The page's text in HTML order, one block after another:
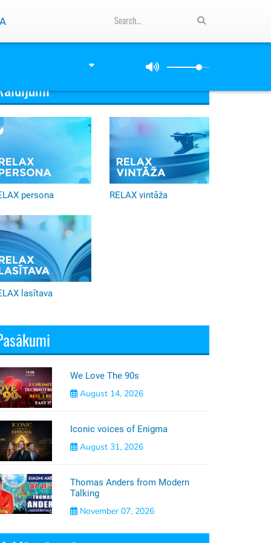
persona
lasītava
RELAX vintāža
We Love The 90s
August 14, 2026
Iconic voices of Enigma
August 31, 2026
Thomas Anders from Modern
Talking
November 07, 2026